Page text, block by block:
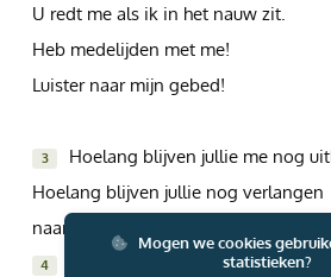
U redt me als ik in het nauw zit.
Heb medelijden met me!
Luister naar mijn gebed!
3
Hoelang blijven jullie me nog
Hoelang blijven jullie nog verlangen
naar dingen die eigenlijk niet
4
Weet dat de Heer heel veel van
Mogen we cookies
statistieken?